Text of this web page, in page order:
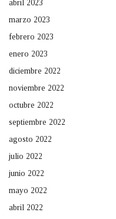
abril 2023
marzo 2023
febrero 2023
enero 2023
diciembre 2022
noviembre 2022
octubre 2022
septiembre 2022
agosto 2022
julio 2022
junio 2022
mayo 2022
abril 2022